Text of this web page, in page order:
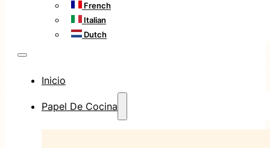
French
Italian
Dutch
Inicio
Papel De Cocina